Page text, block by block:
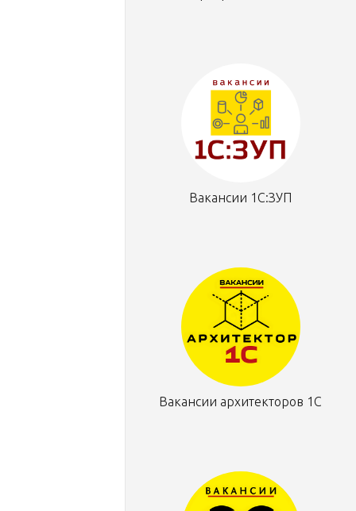
Вакансии 1С:ЗУП
Вакансии архитекторов 1С